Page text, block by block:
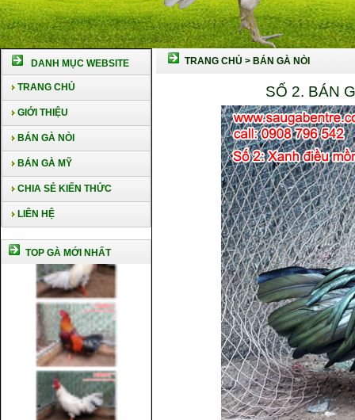
DANH MỤC WEBSITE
TRANG CHỦ
GIỚI THIỆU
BÁN GÀ NÒI
BÁN GÀ MỸ
CHIA SẺ KIẾN THỨC
LIÊN HỆ
TOP GÀ MỚI NHẤT
TRANG CHỦ > BÁN GÀ NÒI
SỐ 2. BÁN